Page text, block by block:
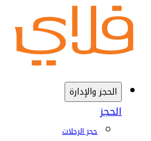
الحجز والإدارة
الحجز
حجز الرحلات